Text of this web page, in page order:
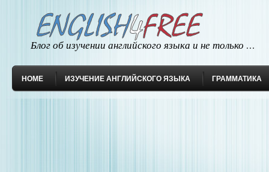
Блог об изучении английского языка и не только …
HOME ИЗУЧЕНИЕ АНГЛИЙСКОГО ЯЗЫКА ГРАММАТИКА